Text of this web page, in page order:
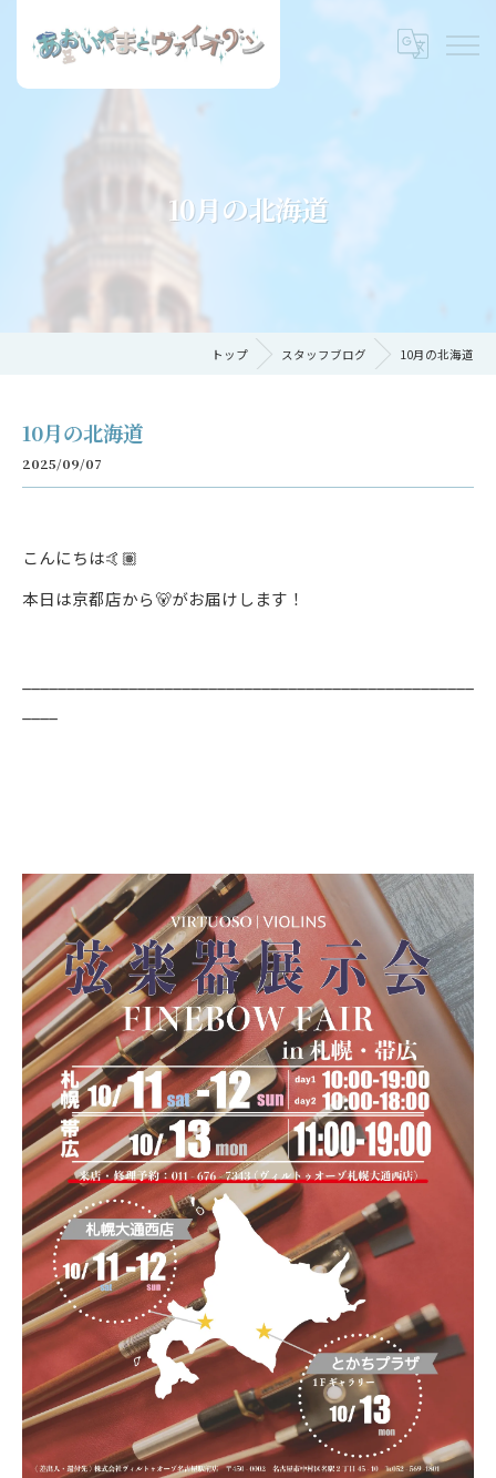
10月の北海道
トップ スタッフブログ 10月の北海道
10月の北海道
2025/09/07
こんにちは🤙🏽
本日は京都店から🐻がお届けします！